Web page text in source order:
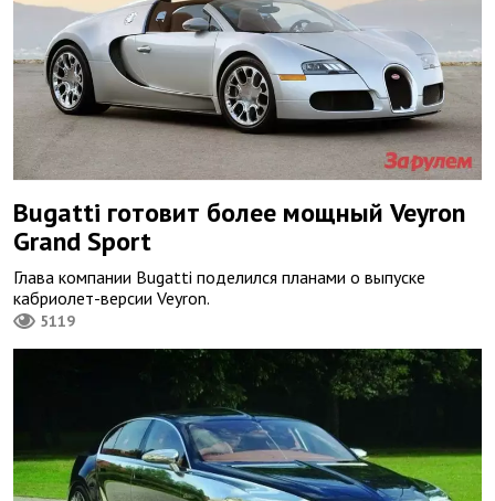
Bugatti готовит более мощный Veyron
Grand Sport
Глава компании Bugatti поделился планами о выпуске
кабриолет-версии Veyron.
5119